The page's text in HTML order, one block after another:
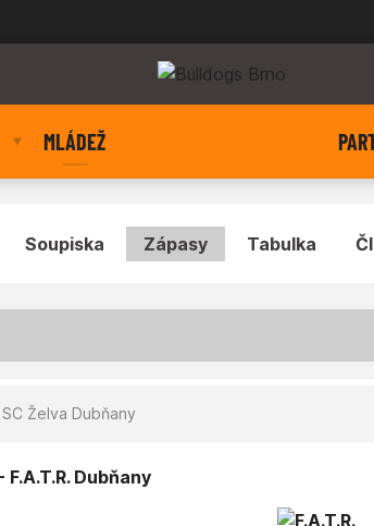
MLÁDEŽ
Soupiska Zápasy Tabulka
SC Želva Dubňany
Dubňany